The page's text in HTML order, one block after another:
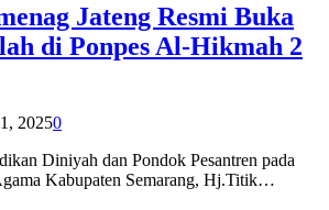
Jateng Resmi Buka
di Ponpes Al-Hikmah 2
20250
Diniyah dan Pondok Pesantren pada
Kabupaten Semarang, Hj.Titik…